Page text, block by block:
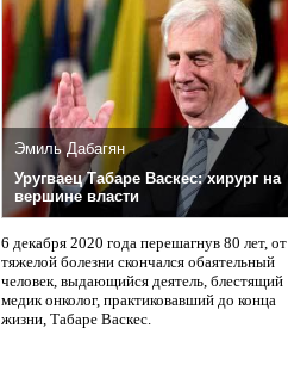
Эмиль Дабагян
Уругваец Табаре Васкес: хирург на
вершине власти
6 декабря 2020 года перешагнув 80 лет, от
тяжелой болезни скончался обаятельный
человек, выдающийся деятель, блестящий
медик онколог, практиковавший до конца
жизни, Табаре Васкес.